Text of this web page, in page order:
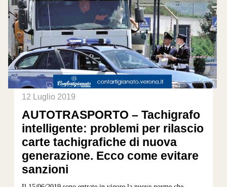
12 Luglio 2019
AUTOTRASPORTO – Tachigrafo
intelligente: problemi per rilascio
carte tachigrafiche di nuova
generazione. Ecco come evitare
sanzioni